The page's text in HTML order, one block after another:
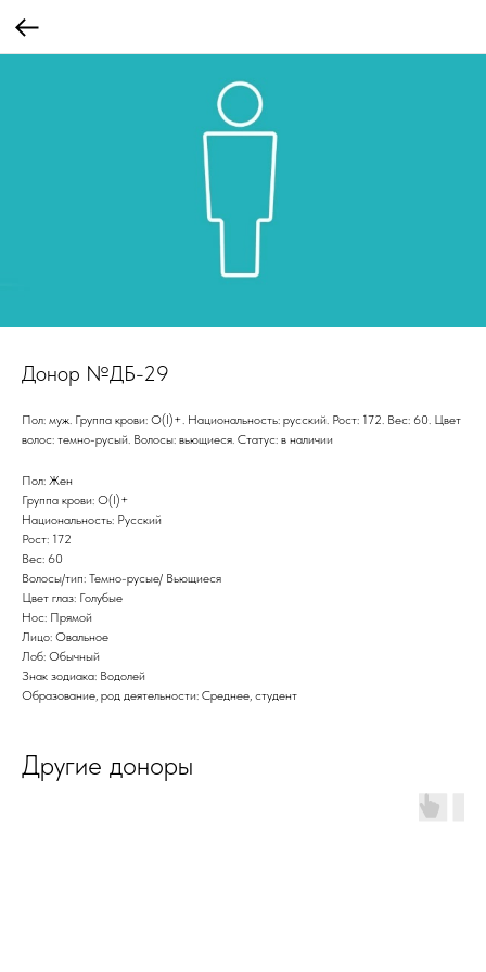
Донор №ДБ-29
Пол: муж. Группа крови: О(I)+. Национальность: русский. Рост: 172. Вес: 60. Цвет
волос: темно-русый. Волосы: вьющиеся. Статус: в наличии
Пол: Жен
Группа крови: O(I)+
Национальность: Русский
Рост: 172
Вес: 60
Волосы/тип: Темно-русые/ Вьющиеся
Цвет глаз: Голубые
Нос: Прямой
Лицо: Овальное
Лоб: Обычный
Знак зодиака: Водолей
Образование, род деятельности: Среднее, студент
Другие доноры